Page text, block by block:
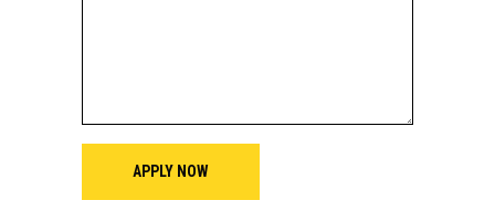
APPLY NOW